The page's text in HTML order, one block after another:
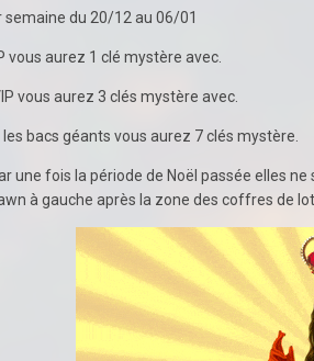
du 20/12 au 06/01
vous aurez 1 clé mystère avec.
vous aurez 3 clés mystère avec.
bacs géants vous aurez 7 clés mystère.
une fois la période de Noël passée elles
à gauche après la zone des coffres de